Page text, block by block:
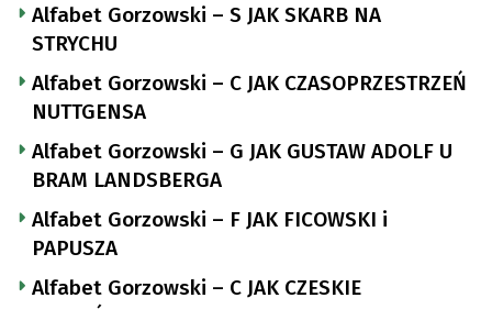
Alfabet Gorzowski – S JAK SKARB NA
STRYCHU
Alfabet Gorzowski – C JAK CZASOPRZESTRZEŃ
NUTTGENSA
Alfabet Gorzowski – G JAK GUSTAW ADOLF U
BRAM LANDSBERGA
Alfabet Gorzowski – F JAK FICOWSKI i
PAPUSZA
Alfabet Gorzowski – C JAK CZESKIE